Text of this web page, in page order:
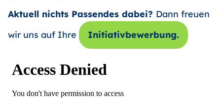
Aktuell nichts Passendes dabei? Dann freuen
wir uns auf Ihre
Initiativbewerbung.